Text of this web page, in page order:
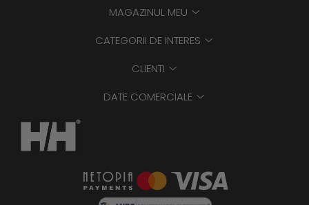
MAGAZINUL MEU
CATEGORII DE INTERES
CLIENTI
DATE COMERCIALE